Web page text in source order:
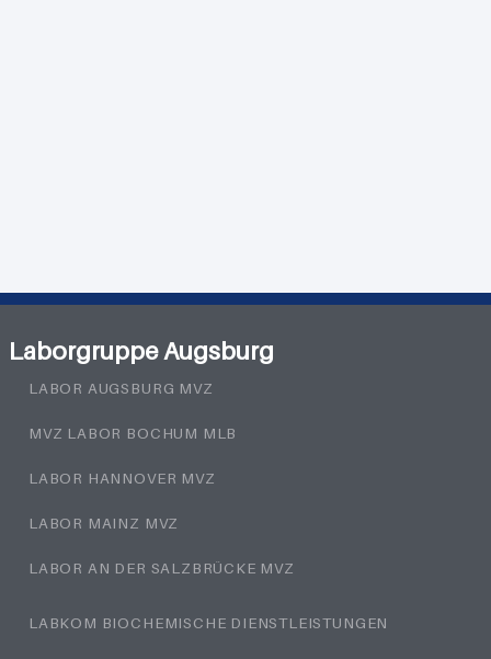
Laborgruppe Augsburg
LABOR AUGSBURG MVZ
MVZ LABOR BOCHUM MLB
LABOR HANNOVER MVZ
LABOR MAINZ MVZ
LABOR AN DER SALZBRÜCKE MVZ
LABKOM BIOCHEMISCHE DIENSTLEISTUNGEN